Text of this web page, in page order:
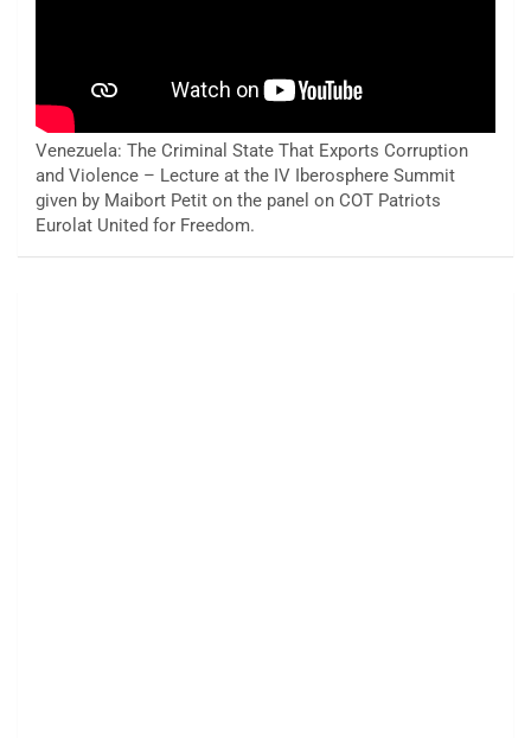
Venezuela: The Criminal State That Exports Corruption
and Violence – Lecture at the IV Iberosphere Summit
given by Maibort Petit on the panel on COT Patriots
Eurolat United for Freedom.